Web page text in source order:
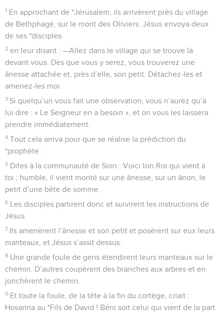
1 En approchant de *Jérusalem, ils arrivèrent près du village
de Bethphagé, sur le mont des Oliviers. Jésus envoya deux
de ses *disciples
2 en leur disant : —Allez dans le village qui se trouve là
devant vous. Dès que vous y serez, vous trouverez une
ânesse attachée et, près d’elle, son petit. Détachez-les et
amenez-les moi.
3 Si quelqu’un vous fait une observation, vous n’aurez qu’à
lui dire : « Le Seigneur en a besoin », et on vous les laissera
prendre immédiatement.
4 Tout cela arriva pour que se réalise la prédiction du
*prophète :
5 Dites à la communauté de Sion : Voici ton Roi qui vient à
toi ; humble, il vient monté sur une ânesse, sur un ânon, le
petit d’une bête de somme.
6 Les disciples partirent donc et suivirent les instructions de
Jésus.
7 Ils amenèrent l’ânesse et son petit et posèrent sur eux leurs
manteaux, et Jésus s’assit dessus.
8 Une grande foule de gens étendirent leurs manteaux sur le
chemin. D’autres coupèrent des branches aux arbres et en
jonchèrent le chemin.
9 Et toute la foule, de la tête à la fin du cortège, criait :
Hosanna au *Fils de David ! Béni soit celui qui vient de la part